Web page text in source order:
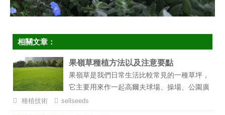
相關文章：
果嶺草種植方法以及注意要點
果嶺草是我們日常生活比較常見的一種草坪，
它主要用來作一起高爾夫球場、操場、公園廣
場等地的綠化，而采用果嶺草種子播種進行草
種植技術 sellseeds